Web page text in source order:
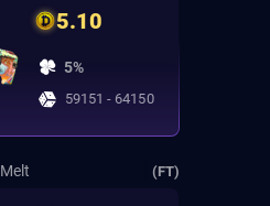
5.10
5%
59151 - 64150
(FT)